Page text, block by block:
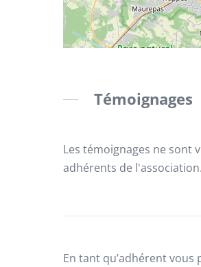
Témoignages
Les témoignages ne sont
adhérents de l'association.
En tant qu’adhérent